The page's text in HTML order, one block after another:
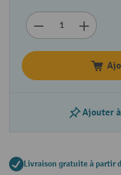
Ajouter
Livraison gratuite à partir